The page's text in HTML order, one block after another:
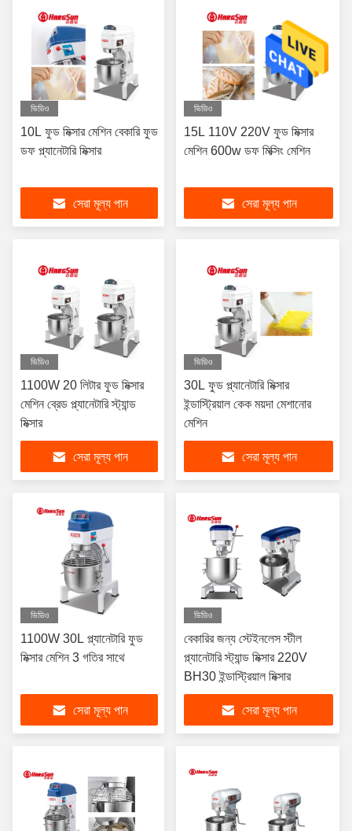
ভিডিও
10L ফুড মিক্সার মেশিন বেকারি ফুড
ডফ প্ল্যানেটারি মিক্সার
সেরা মূল্য পান
ভিডিও
15L 110V 220V ফুড মিক্সার
মেশিন 600w ডফ মিক্সিং মেশিন
সেরা মূল্য পান
ভিডিও
1100W 20 লিটার ফুড মিক্সার
মেশিন ব্রেড প্ল্যানেটারি স্ট্যান্ড
মিক্সার
সেরা মূল্য পান
ভিডিও
30L ফুড প্ল্যানেটারি মিক্সার
ইন্ডাস্ট্রিয়াল কেক ময়দা মেশানোর
মেশিন
সেরা মূল্য পান
ভিডিও
1100W 30L প্ল্যানেটারি ফুড
মিক্সার মেশিন 3 গতির সাথে
সেরা মূল্য পান
ভিডিও
বেকারির জন্য স্টেইনলেস স্টীল
প্ল্যানেটারি স্ট্যান্ড মিক্সার 220V
BH30 ইন্ডাস্ট্রিয়াল মিক্সার
সেরা মূল্য পান